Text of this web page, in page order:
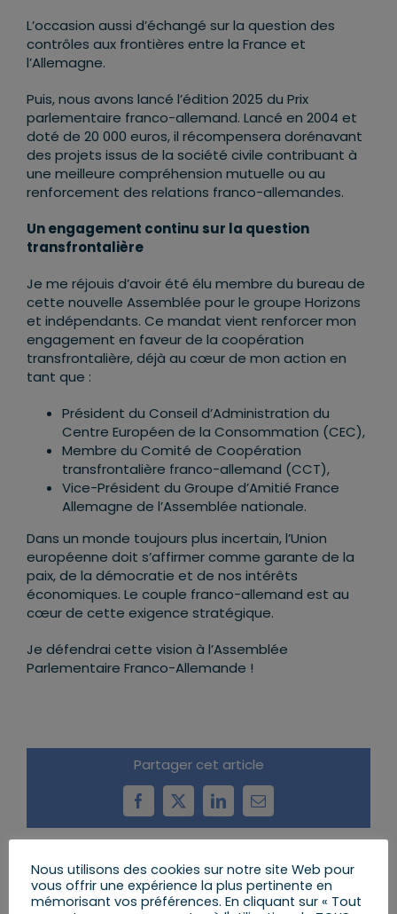
L’occasion aussi d’échangé sur la question des
contrôles aux frontières entre la France et
l’Allemagne.
Puis, nous avons lancé l’édition 2025 du Prix
parlementaire franco-allemand. Lancé en 2004 et
doté de 20 000 euros, il récompensera dorénavant
des projets issus de la société civile contribuant à
une meilleure compréhension mutuelle ou au
renforcement des relations franco-allemandes.
Un engagement continu sur la question
transfrontalière
Je me réjouis d’avoir été élu membre du bureau de
cette nouvelle Assemblée pour le groupe Horizons
et indépendants. Ce mandat vient renforcer mon
engagement en faveur de la coopération
transfrontalière, déjà au cœur de mon action en
tant que :
Président du Conseil d’Administration du
Centre Européen de la Consommation (CEC),
Membre du Comité de Coopération
transfrontalière franco-allemand (CCT),
Vice-Président du Groupe d’Amitié France
Allemagne de l’Assemblée nationale.
Dans un monde toujours plus incertain, l’Union
européenne doit s’affirmer comme garante de la
paix, de la démocratie et de nos intérêts
économiques. Le couple franco-allemand est au
cœur de cette exigence stratégique.
Je défendrai cette vision à l’Assemblée
Parlementaire Franco-Allemande !
Partager cet article
Facebook
X LinkedInEmail
Articles similaires
Nous utilisons des cookies sur notre site Web pour
vous offrir une expérience la plus pertinente en
mémorisant vos préférences. En cliquant sur « Tout